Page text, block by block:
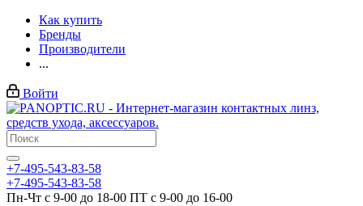
Как купить
Бренды
Производители
...
Войти
+7-495-543-83-58
+7-495-543-83-58
Пн-Чт с 9-00 до 18-00 ПТ с 9-00 до 16-00